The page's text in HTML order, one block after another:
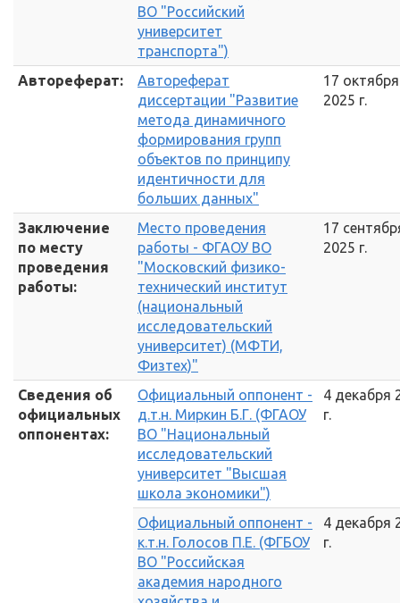
ВО "Российский
университет
транспорта")
Автореферат:
Автореферат
диссертации "Развитие
метода динамичного
формирования групп
объектов по принципу
идентичности для
больших данных"
17 октября
2025 г.
Заключение
по месту
проведения
работы:
Место проведения
работы - ФГАОУ ВО
"Московский физико-
технический институт
(национальный
исследовательский
университет) (МФТИ,
Физтех)"
17
2025 г.
Сведения об
официальных
оппонентах:
Официальный оппонент -
д.т.н. Миркин Б.Г. (ФГАОУ
ВО "Национальный
исследовательский
университет "Высшая
школа экономики")
4 декабря
г.
Официальный оппонент -
к.т.н. Голосов П.Е. (ФГБОУ
ВО "Российская
академия народного
4 декабря
г.